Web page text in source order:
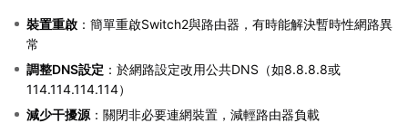
裝置重啟 ：簡單重啟Switch2與路由器，有時能解決暫時性網路異
常
調整DNS設定 ：於網路設定改用公共DNS（如8.8.8.8或
114.114.114.114）
減少干擾源 ：關閉非必要連網裝置，減輕路由器負載